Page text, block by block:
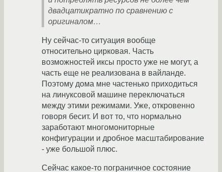
двадцатикратно по сравнению с
оригиналом…
Ну сейчас-то ситуация вообще
относительно цирковая. Часть
возможностей иксы просто уже не могут, а
часть еще не реализована в вайланде.
Поэтому дома мне частенько приходиться
на линуксовой машине переключаться
между этими режимами. Уже, откровенно
говоря бесит. И вот то, что нормально
заработают многомониторные
конфигурации и дробное масштабирование
- уже большой плюс.
Сейчас какое-то пограничное состояние